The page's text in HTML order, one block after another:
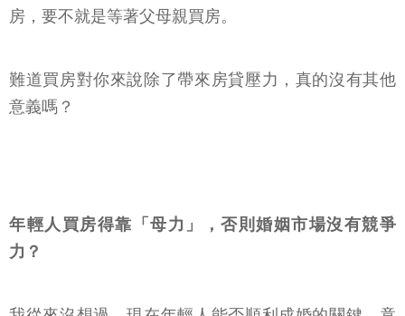
房，要不就是等著父母親買房。
難道買房對你來說除了帶來房貸壓力，真的沒有其他
意義嗎？
年輕人買房得靠「母力」，否則婚姻市場沒有競爭
力？